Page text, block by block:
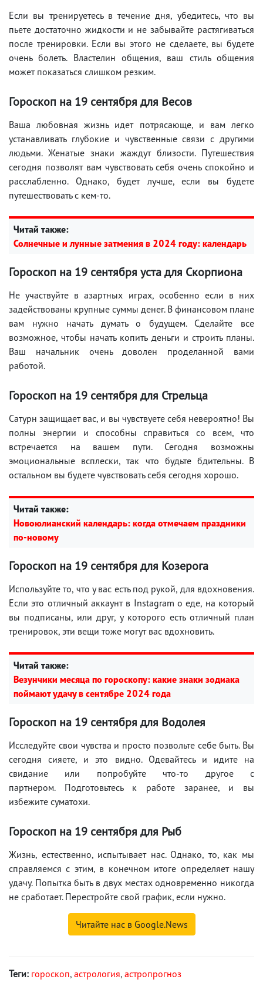
Если вы тренируетесь в течение дня, убедитесь, что вы
пьете достаточно жидкости и не забывайте растягиваться
после тренировки. Если вы этого не сделаете, вы будете
очень болеть. Властелин общения, ваш стиль общения
может показаться слишком резким.
Гороскоп на 19 сентября для Весов
Ваша любовная жизнь идет потрясающе, и вам легко
устанавливать глубокие и чувственные связи с другими
людьми. Женатые знаки жаждут близости. Путешествия
сегодня позволят вам чувствовать себя очень спокойно и
расслабленно. Однако, будет лучше, если вы будете
путешествовать с кем-то.
Читай также:
Солнечные и лунные затмения в 2024 году: календарь
Гороскоп на 19 сентября уста для Скорпиона
Не участвуйте в азартных играх, особенно если в них
задействованы крупные суммы денег. В финансовом плане
вам нужно начать думать о будущем. Сделайте все
возможное, чтобы начать копить деньги и строить планы.
Ваш начальник очень доволен проделанной вами
работой.
Гороскоп на 19 сентября для Стрельца
Сатурн защищает вас, и вы чувствуете себя невероятно! Вы
полны энергии и способны справиться со всем, что
встречается на вашем пути. Сегодня возможны
эмоциональные всплески, так что будьте бдительны. В
остальном вы будете чувствовать себя сегодня хорошо.
Читай также:
Новоюлианский календарь: когда отмечаем праздники
по-новому
Гороскоп на 19 сентября для Козерога
Используйте то, что у вас есть под рукой, для вдохновения.
Если это отличный аккаунт в Instagram о еде, на который
вы подписаны, или друг, у которого есть отличный план
тренировок, эти вещи тоже могут вас вдохновить.
Читай также:
Везунчики месяца по гороскопу: какие знаки зодиака
поймают удачу в сентябре 2024 года
Гороскоп на 19 сентября для Водолея
Исследуйте свои чувства и просто позвольте себе быть. Вы
сегодня сияете, и это видно. Одевайтесь и идите на
свидание или попробуйте что-то другое с
партнером. Подготовьтесь к работе заранее, и вы
избежите суматохи.
Гороскоп на 19 сентября для Рыб
Жизнь, естественно, испытывает нас. Однако, то, как мы
справляемся с этим, в конечном итоге определяет нашу
удачу. Попытка быть в двух местах одновременно никогда
не сработает. Перестройте свой график, если нужно.
Читайте нас в Google.News
Теги: гороскоп, астрология, астропрогноз